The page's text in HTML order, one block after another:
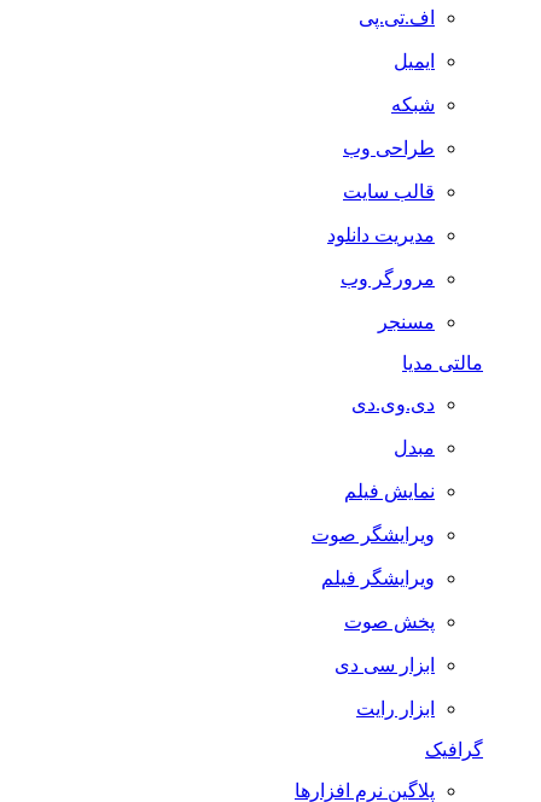
اف.تی.پی
ایمیل
شبکه
طراحی وب
قالب سایت
مدیریت دانلود
مرورگر وب
مسنجر
مالتی مدیا
دی.وی.دی
مبدل
نمایش فیلم
ویرایشگر صوت
ویرایشگر فیلم
پخش صوت
ابزار سی دی
ابزار رایت
گرافیک
پلاگین نرم افزارها